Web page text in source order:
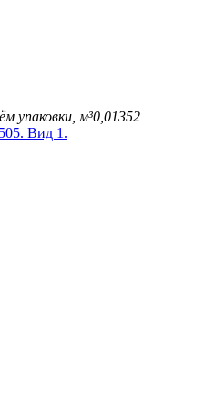
упаковки, м³0,01352